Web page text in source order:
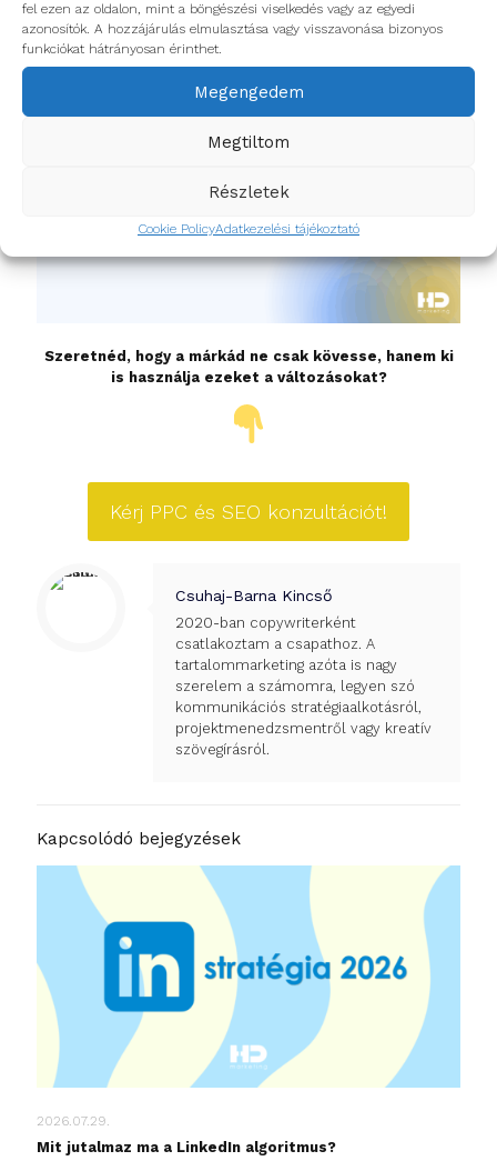
fel ezen az oldalon, mint a böngészési viselkedés vagy az egyedi
azonosítók. A hozzájárulás elmulasztása vagy visszavonása bizonyos
funkciókat hátrányosan érinthet.
Megengedem
Megtiltom
Részletek
Cookie PolicyAdatkezelési tájékoztató
előnézeti megjelenítést jelent, amelytől a
kattintásszámok újbóli növekedésétvárja a piac.
Szeretnéd, hogy a márkád ne csak kövesse, hanem ki
is használja ezeket a változásokat?
Kérj PPC és SEO konzultációt!
Csuhaj-Barna Kincső
2020-ban copywriterként
csatlakoztam a csapathoz. A
tartalommarketing azóta is nagy
szerelem a számomra, legyen szó
kommunikációs stratégiaalkotásról,
projektmenedzsmentről vagy kreatív
szövegírásról.
Kapcsolódó bejegyzések
2026.07.29.
Mit jutalmaz ma a LinkedIn algoritmus?